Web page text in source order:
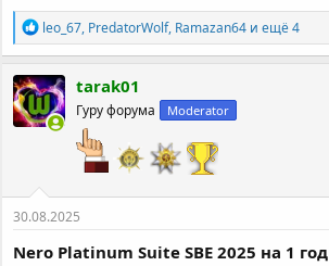
Р
е
а
к
ц
и
и
leo_67, PredatorWolf, Ramazan64 и ещё 4
tarak01
Гуру форума Moderator
30.08.2025
Nero Platinum Suite SBE 2025 на 1 год